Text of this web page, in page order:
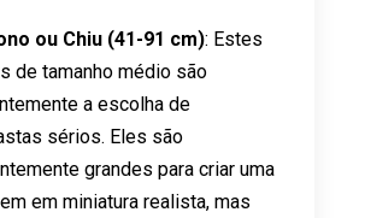
ou Chiu (41-91 cm): Estes
de tamanho médio são
a escolha de
sérios. Eles são
grandes para criar uma
em miniatura realista, mas